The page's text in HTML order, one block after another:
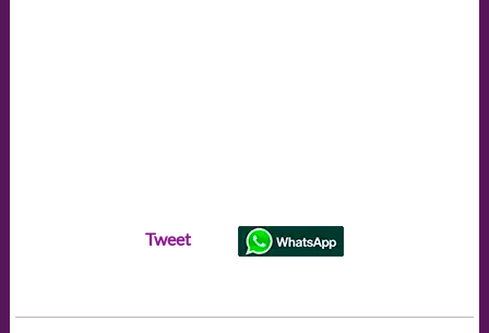
Tweet